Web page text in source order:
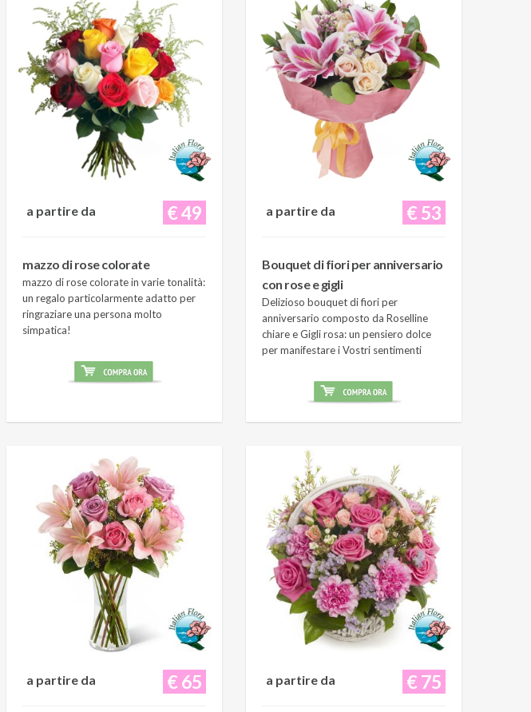
€ 49
a partire da
mazzo di rose colorate
mazzo di rose colorate in varie tonalità:
un regalo particolarmente adatto per
ringraziare una persona molto
simpatica!
€ 53
a partire da
Bouquet di fiori per anniversario
con rose e gigli
Delizioso bouquet di fiori per
anniversario composto da Roselline
chiare e Gigli rosa: un pensiero dolce
per manifestare i Vostri sentimenti
€ 65
a partire da € 75
a partire da